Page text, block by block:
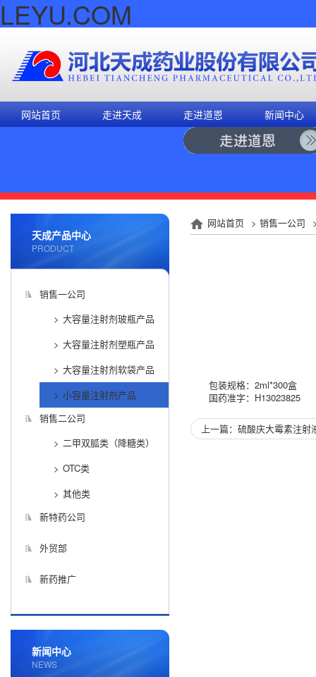
LEYU.COM
网站首页 走进天成 走进道恩 新闻中心
天成产品中心
PRODUCT
销售一公司
大容量注射剂玻瓶产品
大容量注射剂塑瓶产品
大容量注射剂软袋产品
小容量注射剂产品
销售二公司
二甲双胍类（降糖类）
OTC类
其他类
新特药公司
外贸部
新药推广
新闻中心
NEWS
网站首页 > 销售一公司
包装规格：2ml*300盒
国药准字：H13023825
上一篇：硫酸庆大霉素注射